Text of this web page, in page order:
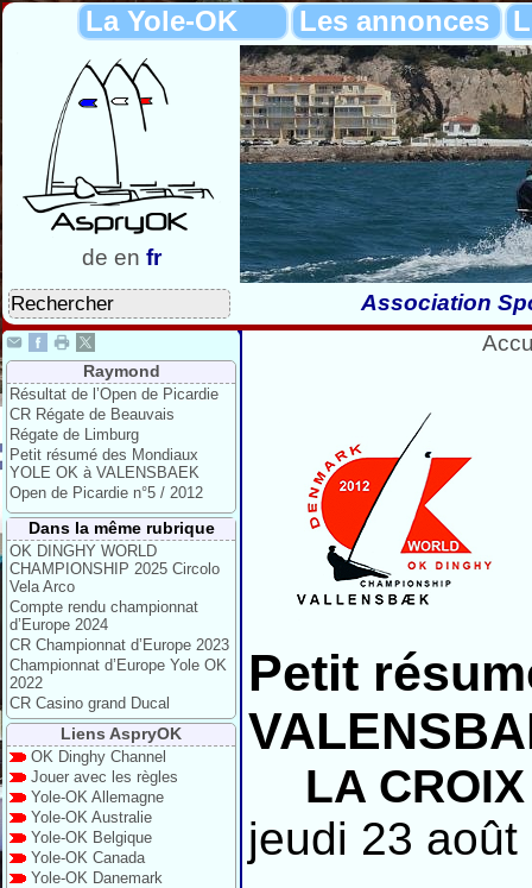
La Yole-OK Les annonces
de en fr
Association
Raymond
Résultat de l’Open de Picardie
CR Régate de Beauvais
Régate de Limburg
Petit résumé des Mondiaux
YOLE OK à VALENSBAEK
Open de Picardie n°5 / 2012
Dans la même rubrique
OK DINGHY WORLD
CHAMPIONSHIP 2025 Circolo
Vela Arco
Compte rendu championnat
d’Europe 2024
CR Championnat d’Europe 2023
Championnat d’Europe Yole OK
2022
CR Casino grand Ducal
Liens AspryOK
OK Dinghy Channel
Jouer avec les règles
Yole-OK Allemagne
Yole-OK Australie
Yole-OK Belgique
Yole-OK Canada
Yole-OK Danemark
Petit
LA
jeudi 23 août